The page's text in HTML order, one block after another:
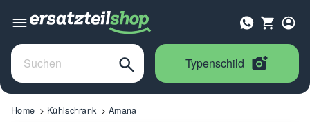
Typenschild
Home Kühlschrank Amana